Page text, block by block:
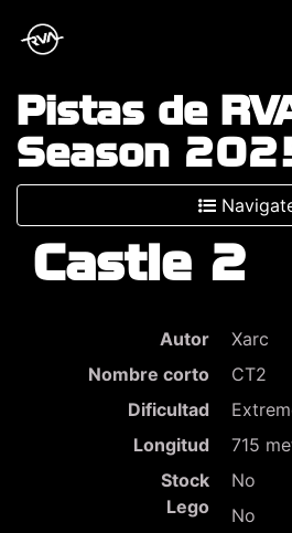
Pistas de
Season
Castle 2
Autor
Xarc
Nombre corto
CT2
Dificultad
Longitud
715
Stock
Lego
No
No